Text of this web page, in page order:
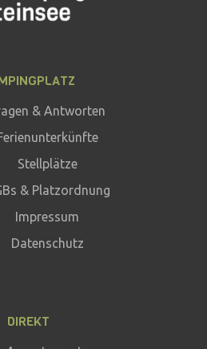
& Antworten
Stellplätze
& Platzordnung
Impressum
Datenschutz
DIREKT